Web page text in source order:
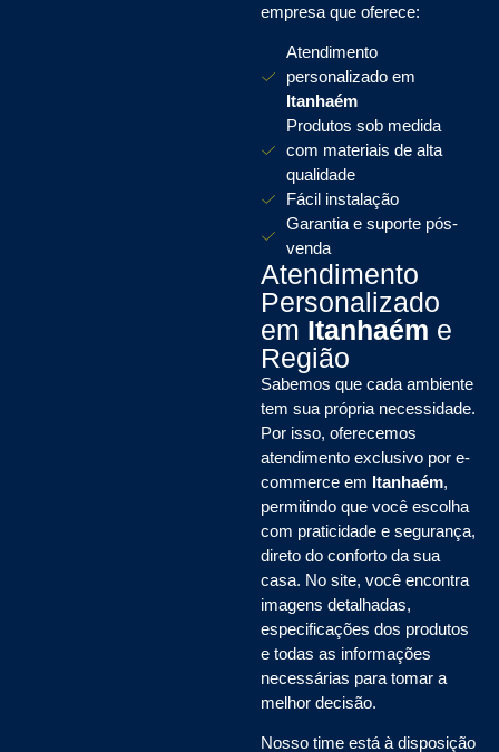
empresa que oferece:
Atendimento
personalizado em
Itanhaém
Produtos sob medida
com materiais de alta
qualidade
Fácil instalação
Garantia e suporte pós-
venda
Atendimento
Personalizado
em Itanhaém e
Região
Sabemos que cada ambiente
tem sua própria necessidade.
Por isso, oferecemos
atendimento exclusivo por e-
commerce em Itanhaém,
permitindo que você escolha
com praticidade e segurança,
direto do conforto da sua
casa. No site, você encontra
imagens detalhadas,
especificações dos produtos
e todas as informações
necessárias para tomar a
melhor decisão.
Nosso time está à disposição